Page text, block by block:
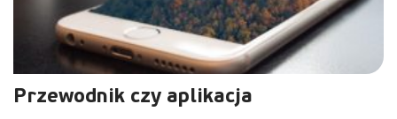
Przewodnik czy aplikacja